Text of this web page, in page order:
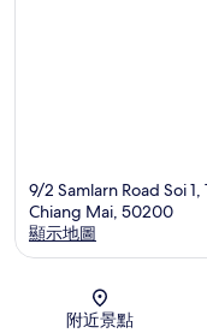
9/2 Samlarn Road Soi
Chiang Mai, 50200
顯示地圖
附近景點